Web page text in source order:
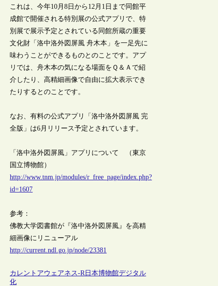
これは、今年10月8日から12月1日まで同館平
成館で開催される特別展の公式アプリで、特
別展で展示予定とされている同館所蔵の重要
文化財「洛中洛外図屏風 舟木本」を一足先に
味わうことができるものとのことです。アプ
リでは、舟木本の気になる場面をＱ＆Ａで紹
介したり、高精細画像で自由に拡大表示でき
たりするとのことです。
なお、有料の公式アプリ「洛中洛外図屏風 完
全版」は6月リリース予定とされています。
「洛中洛外図屏風」アプリについて （東京
国立博物館）
http://www.tnm.jp/modules/r_free_page/index.php?
id=1607
参考：
佛教大学図書館が『洛中洛外図屏風』を高精
細画像にリニューアル
http://current.ndl.go.jp/node/23381
カレントアウェアネス-R 日本博物館デジタル
化